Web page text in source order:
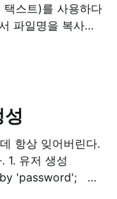
의 UTF8 방식을
항상 잊어버린다.
'password'; 2.